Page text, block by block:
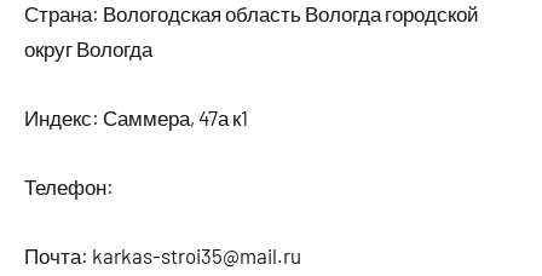
Страна: Вологодская область Вологда городской
округ Вологда
Индекс: Саммера, 47а к1
Телефон:
Почта: karkas-stroi35@mail.ru